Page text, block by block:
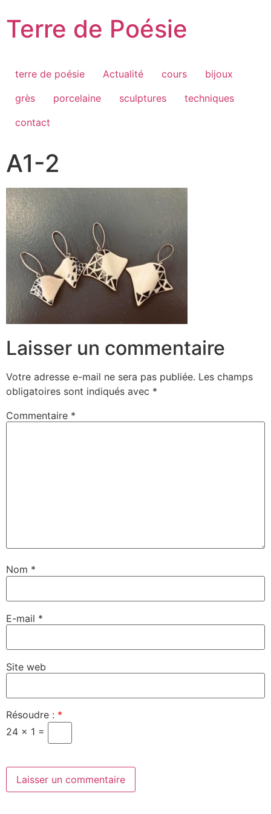
au
contenu
Terre de Poésie
terre de poésie Actualité cours
bijoux
grès
porcelaine sculptures
techniques
contact
A1-2
Laisser un commentaire
Votre adresse e-mail ne sera pas publiée. Les champs
obligatoires sont indiqués avec *
Commentaire *
Nom *
E-mail *
Site web
Résoudre : *
24 × 1 =